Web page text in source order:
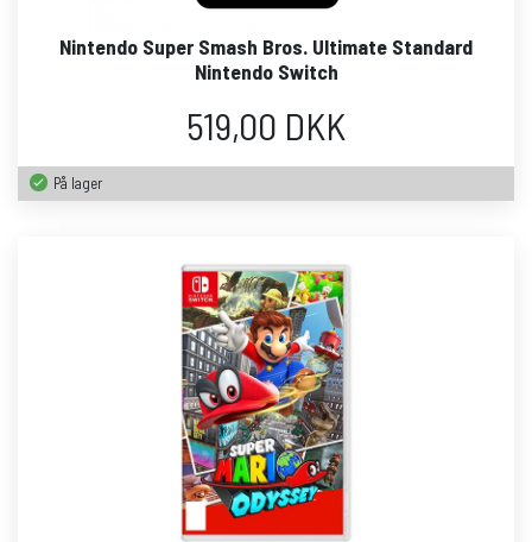
Nintendo Super Smash Bros. Ultimate Standard
Nintendo Switch
519,00 DKK
På lager